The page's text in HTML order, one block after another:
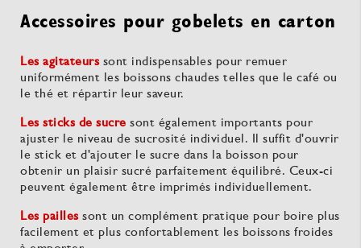
Accessoires pour gobelets en carton
Les agitateurssont indispensables pour remuer
uniformément les boissons chaudes telles que le café ou
le thé et répartir leur saveur.
Les sticks de sucre sont également importants pour
ajuster le niveau de sucrosité individuel. Il suffit d'ouvrir
le stick et d'ajouter le sucre dans la boisson pour
obtenir un plaisir sucré parfaitement équilibré. Ceux-ci
peuvent également être imprimés individuellement.
Les paillessont un complément pratique pour boire plus
facilement et plus confortablement les boissons froides